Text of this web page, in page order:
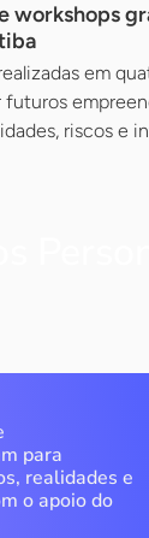
workshops
em
riscos e
para
realidades e
o apoio do